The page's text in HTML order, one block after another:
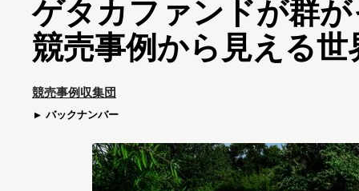
ゲタカファンドが群
競売事例から見える世
競売事例収集団
バックナンバー